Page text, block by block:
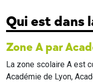
Qui est dans
Zone A par
La zone scolaire A est
Académie de Lyon,